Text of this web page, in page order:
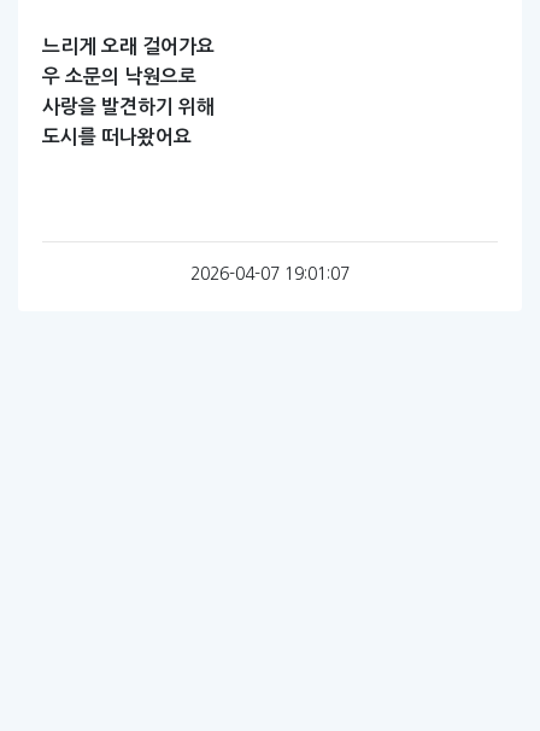
느리게 오래 걸어가요
우 소문의
낙원으로
사랑을 발견하기
위해
도시를 떠나왔어요
2026-04-07 19:01:07